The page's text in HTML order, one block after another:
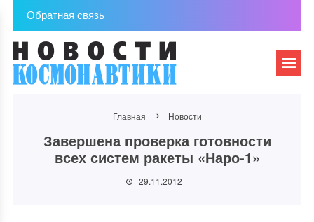
Обратная связь
Главная Новости
Завершена проверка готовности
всех систем ракеты «Наро-1»
29.11.2012